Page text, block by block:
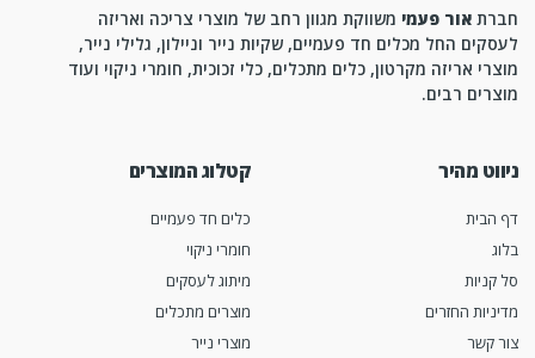
חברת אור פעמי משווקת מגוון רחב של מוצרי צריכה ואריזה
לעסקים החל מכלים חד פעמיים, שקיות נייר וניילון, גלילי נייר,
מוצרי אריזה מקרטון, כלים מתכלים, כלי זכוכית, חומרי ניקוי ועוד
מוצרים רבים.
ניווט מהיר
דף הבית
בלוג
סל קניות
מדיניות החזרים
צור קשר
קטלוג המוצרים
כלים חד פעמיים
חומרי ניקוי
מיתוג לעסקים
מוצרים מתכלים
מוצרי נייר